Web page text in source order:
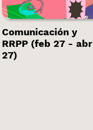
Comunicación y
RRPP (feb 27 - abr
27)